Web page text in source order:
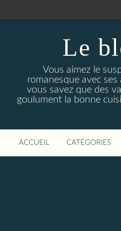
Le
Vous aimez le
romanesque avec
vous savez que des
goulument la bonne
ACCUEIL CATÉGORIES